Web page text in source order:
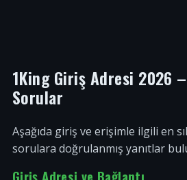
1King Giriş Adresi 2026
Sorular
Aşağıda giriş ve erişimle ilgili en
sorulara doğrulanmış yanıtlar